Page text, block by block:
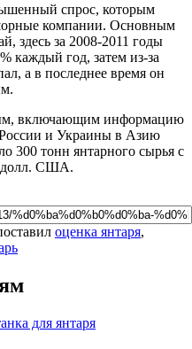
спрос, которым
компании. Основным
здесь за 2008-2011 годы
каждый год, затем из-за
а в последнее время он
включающим информацию
России и Украины в Азию
300 тонн янтарного сырья с
долл. США.
оценка янтаря,
для янтаря